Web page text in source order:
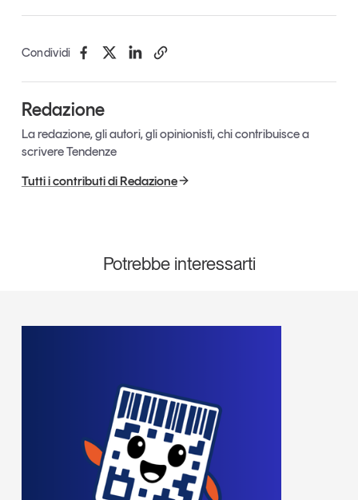
Condividi
Redazione
La redazione, gli autori, gli opinionisti, chi contribuisce a
scrivere Tendenze
Tutti i contributi di Redazione
Potrebbe interessarti